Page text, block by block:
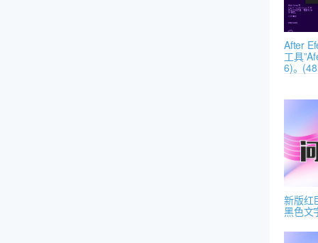
After
工具
6)。
新版红
黑色文